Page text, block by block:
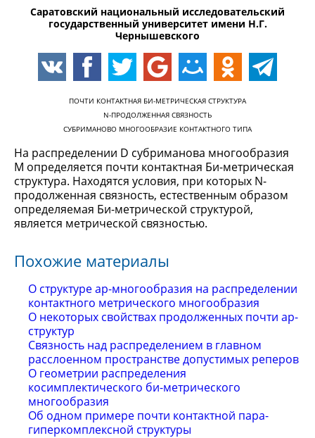
Саратовский национальный исследовательский
государственный университет имени Н.Г.
Чернышевского
ПОЧТИ КОНТАКТНАЯ БИ-МЕТРИЧЕСКАЯ СТРУКТУРА
N-ПРОДОЛЖЕННАЯ СВЯЗНОСТЬ
СУБРИМАНОВО МНОГООБРАЗИЕ КОНТАКТНОГО ТИПА
На распределении D субриманова многообразия
M определяется почти контактная Би-метрическая
структура. Находятся условия, при которых N-
продолженная связность, естественным образом
определяемая Би-метрической структурой,
является метрической связностью.
Похожие материалы
О структуре ap-многообразия на распределении
контактного метрического многообразия
О некоторых свойствах продолженных почти ap-
структур
Связность над распределением в главном
расслоенном пространстве допустимых реперов
О геометрии распределения
косимплектического би-метрического
многообразия
Об одном примере почти контактной пара-
гиперкомплексной структуры